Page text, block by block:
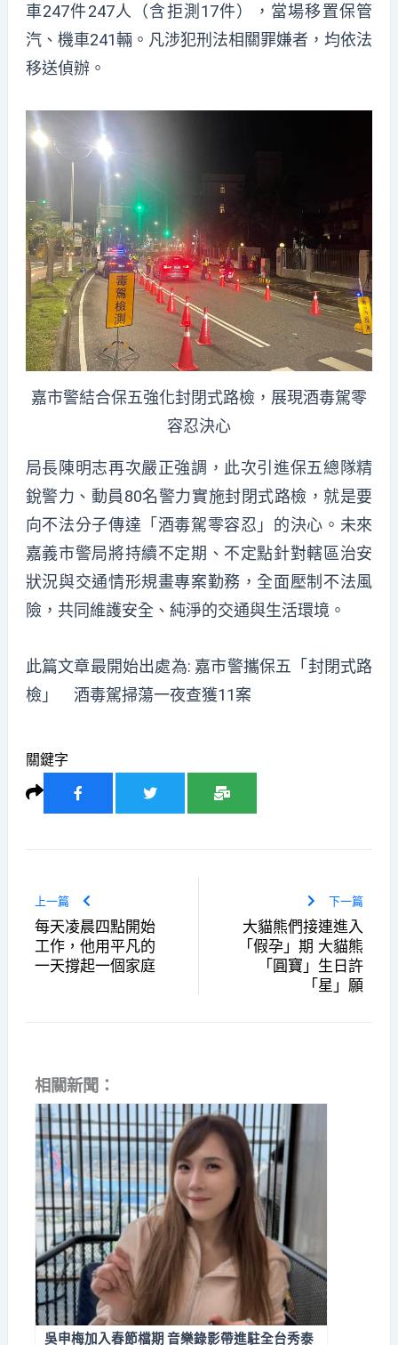
車247件247人（含拒測17件），當場移置保管
汽、機車241輛。凡涉犯刑法相關罪嫌者，均依法
移送偵辦。
嘉市警結合保五強化封閉式路檢，展現酒毒駕零
容忍決心
局長陳明志再次嚴正強調，此次引進保五總隊精
銳警力、動員80名警力實施封閉式路檢，就是要
向不法分子傳達「酒毒駕零容忍」的決心。未來
嘉義市警局將持續不定期、不定點針對轄區治安
狀況與交通情形規畫專案勤務，全面壓制不法風
險，共同維護安全、純淨的交通與生活環境。
此篇文章最開始出處為: 嘉市警攜保五「封閉式路
檢」 酒毒駕掃蕩一夜查獲11案
關鍵字
上一篇
每天凌晨四點開始
工作，他用平凡的
一天撐起一個家庭
下一篇
大貓熊們接連進入
「假孕」期 大貓熊
「圓寶」生日許
「星」願
相關新聞：
吳申梅加入春節檔期 音樂錄影帶進駐全台秀泰